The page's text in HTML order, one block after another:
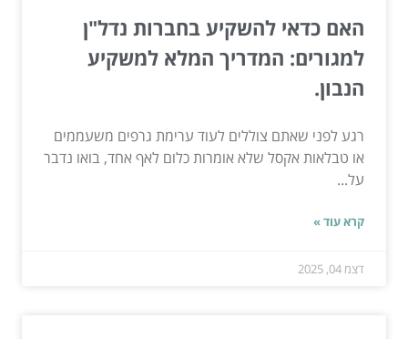
האם כדאי להשקיע בחברות נדל"ן
למגורים: המדריך המלא למשקיע
הנבון.
רגע לפני שאתם צוללים לעוד ערימת גרפים משעממים
או טבלאות אקסל שלא אומרות כלום לאף אחד, בואו נדבר
על...
קרא עוד »
דצמ 04, 2025